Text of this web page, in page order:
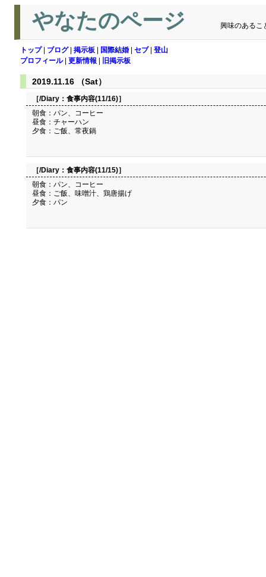
やなたのページ 興味のあるこ
トップ| ブログ| 掲示板 国際結婚 セブ| 登山
プロフィール| 更新情報 旧掲示板
2019.11.16 （Sat）
［/Diary： 食事内容(11/16)］
朝食：パン、コーヒー
昼食：チャーハン
夕食：ご飯、常夜鍋
［/Diary： 食事内容(11/15)］
朝食：パン、コーヒー
昼食：ご飯、味噌汁、鶏唐揚げ
夕食：パン